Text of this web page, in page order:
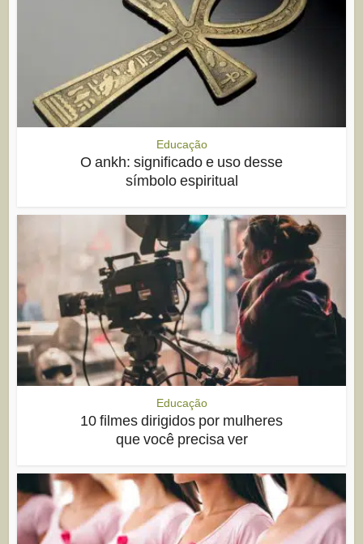
Educação
O ankh: significado e uso desse
símbolo espiritual
Educação
10 filmes dirigidos por mulheres
que você precisa ver